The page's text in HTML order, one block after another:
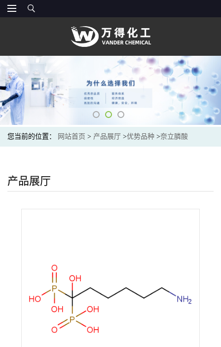
您当前的位置： 网站首页 > 产品展厅 >优势品种 >奈立膦酸
产品展厅